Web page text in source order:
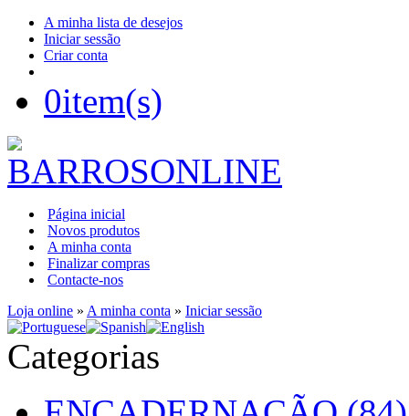
A minha lista de desejos
Iniciar sessão
Criar conta
0item(s)
Página inicial
Novos produtos
A minha conta
Finalizar compras
Contacte-nos
Loja online » A minha conta » Iniciar sessão
Categorias